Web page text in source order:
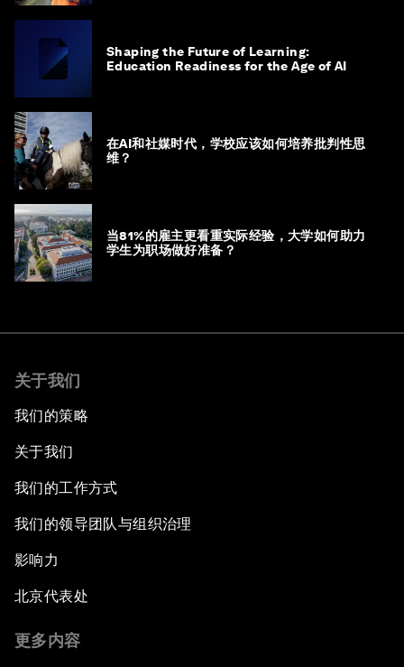
Shaping the Future of Learning:
Education Readiness for the Age of AI
在AI和社媒时代，学校应该如何培养批判性思
维？
当81%的雇主更看重实际经验，大学如何助力
学生为职场做好准备？
关于我们
我们的策略
关于我们
我们的工作方式
我们的领导团队与组织治理
影响力
北京代表处
更多内容